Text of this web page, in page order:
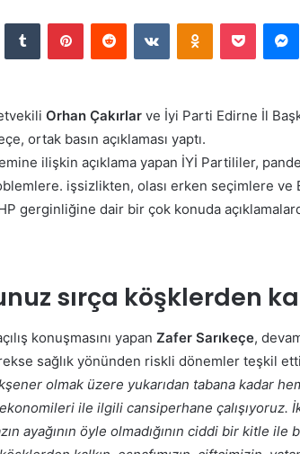
Tumblr PinterestReddit VKontakteOdnoklassniki
Pocket
Orhan Çakırlar ve İyi Parti Edirne İl
ortak basın açıklaması yaptı.
ilişkin açıklama yapan İYİ Partililer,
işsizlikten, olası erken seçimlere
gerginliğine dair bir çok konuda
sırça köşklerden
konuşmasını yapan Zafer Sarıkeçe,
sağlık yönünden riskli dönemler teşkil
olmak üzere yukarıdan tabana kadar
ile ilgili cansiperhane çalışıyoruz.
ayağının öyle olmadığının ciddi bir kitle